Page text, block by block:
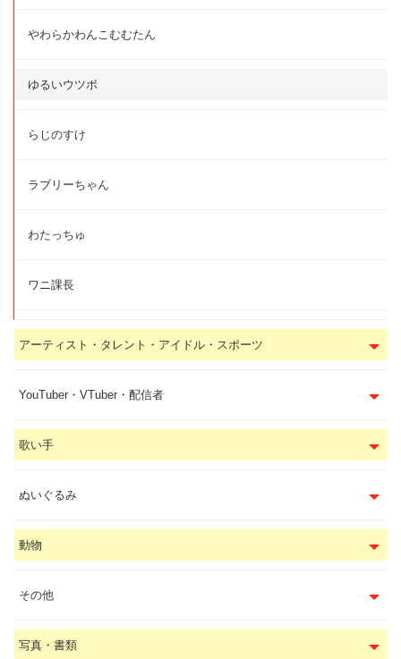
やわらかわんこむむたん
ゆるいウツボ
らじのすけ
ラブリーちゃん
わたっちゅ
ワニ課長
アーティスト・タレント・アイドル・スポーツ
YouTuber・VTuber・配信者
歌い手
ぬいぐるみ
動物
その他
写真・書類